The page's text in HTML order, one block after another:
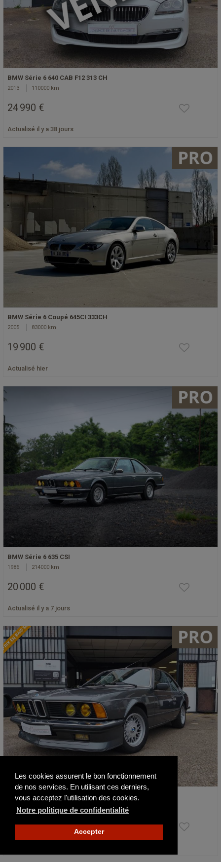
Les cookies assurent le bon fonctionnement
de nos services. En utilisant ces derniers,
vous acceptez l'utilisation des cookies.
Notre politique de confidentialité
Accepter
BMW Série 6 640 CAB F12 313 CH
2013 110000 km
24 990 €
Actualisé il y a 38 jours
BMW Série 6 Coupé 645CI 333CH
2005 83000 km
19 900 €
Actualisé hier
BMW Série 6 635 CSI
1986 214000 km
20 000 €
Actualisé il y a 7 jours
PRIX EN BAISSE
BMW Série 6 635 M
1987 189355 km
48 900 €